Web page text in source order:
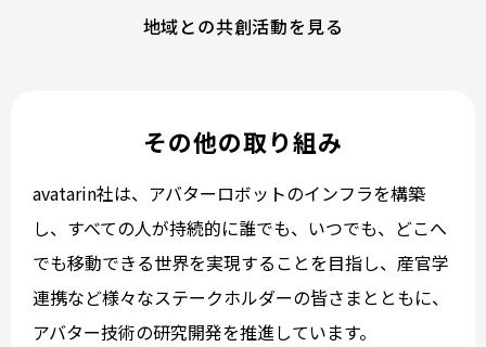
地域との共創活動を見る
その他の取り組み
avatarin社は、アバターロボットのインフラを構築
し、すべての人が持続的に誰でも、いつでも、どこへ
でも移動できる世界を実現することを目指し、産官学
連携など様々なステークホルダーの皆さまとともに、
アバター技術の研究開発を推進しています。